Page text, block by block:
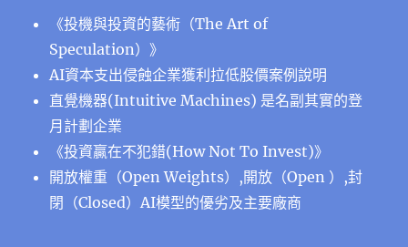
《投機與投資的藝術（The Art of
Speculation）》
AI資本支出侵蝕企業獲利拉低股價案例說明
直覺機器(Intuitive Machines) 是名副其實的登
月計劃企業
《投資贏在不犯錯(How Not To Invest)》
開放權重（Open Weights）,開放（Open ）,封
閉（Closed）AI模型的優劣及主要廠商